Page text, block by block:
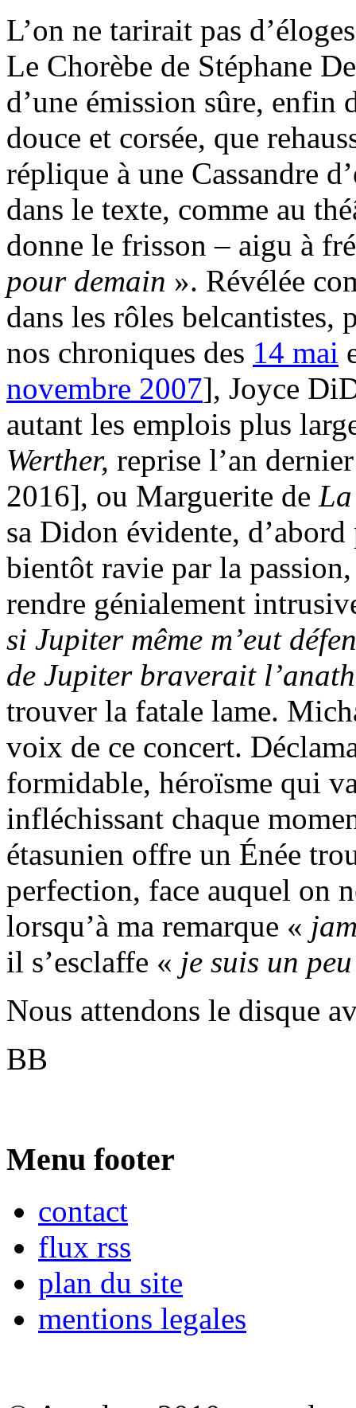
L’on ne tarirait pas
Le Chorèbe de Stéphane
d’une émission sûre, enfin
douce et corsée, que
réplique à une Cassandre
dans le texte, comme au
donne le frisson – aigu à
pour demain ». Révélée
dans les rôles belcantistes,
nos chroniques des 14 mai
novembre 2007], Joyce
autant les emplois plus
Werther, reprise l’an
2016], ou Marguerite de
sa Didon évidente,
bientôt ravie par la
rendre génialement
si Jupiter même m’eut
de Jupiter braverait
trouver la fatale lame.
voix de ce concert.
formidable, héroïsme qui
infléchissant chaque
étasunien offre un Énée
perfection, face auquel on
lorsqu’à ma remarque «
il s’esclaffe « je suis un
Nous attendons le disque
BB
Menu footer
contact
flux rss
plan du site
mentions legales